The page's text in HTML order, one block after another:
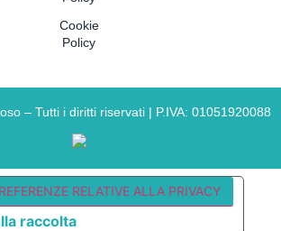
Cookie
Policy
– Tutti i diritti riservati | P.IVA: 01051920088
raccolta
RELATIVE ALLA PRIVACY